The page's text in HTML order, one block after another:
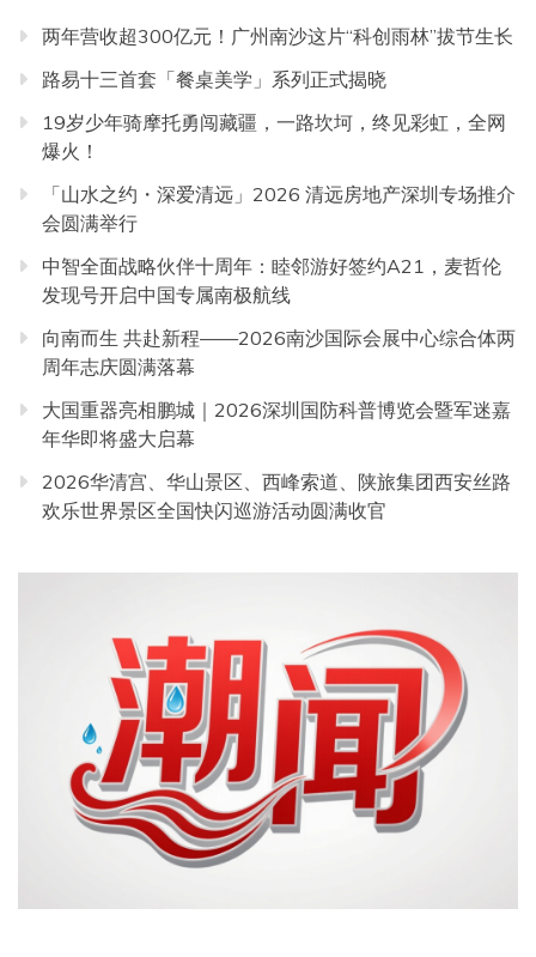
两年营收超300亿元！广州南沙这片“科创雨林”拔节生长
路易十三首套「餐桌美学」系列正式揭晓
19岁少年骑摩托勇闯藏疆，一路坎坷，终见彩虹，全网
爆火！
「山水之约・深爱清远」2026 清远房地产深圳专场推介
会圆满举行
中智全面战略伙伴十周年：睦邻游好签约A21，麦哲伦
发现号开启中国专属南极航线
向南而生 共赴新程——2026南沙国际会展中心综合体两
周年志庆圆满落幕
大国重器亮相鹏城｜2026深圳国防科普博览会暨军迷嘉
年华即将盛大启幕
2026华清宫、华山景区、西峰索道、陕旅集团西安丝路
欢乐世界景区全国快闪巡游活动圆满收官